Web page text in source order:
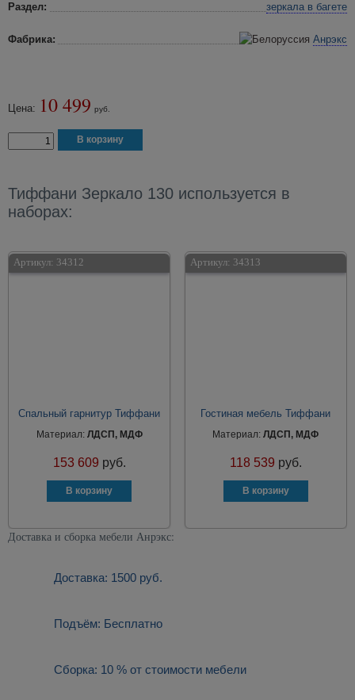
Раздел:
зеркала в багете
Фабрика: Анрэкс
Цена: 10 499 руб.
Тиффани Зеркало 130 используется в
наборах:
Артикул: 34312
Спальный гарнитур Тиффани
Материал: ЛДСП, МДФ
153 609 руб.
Артикул: 34313
Гостиная мебель Тиффани
Материал:ЛДСП, МДФ
118 539 руб.
Доставка и сборка мебели Анрэкс:
Доставка: 1500 руб.
Подъём: Бесплатно
Сборка: 10 % от стоимости мебели